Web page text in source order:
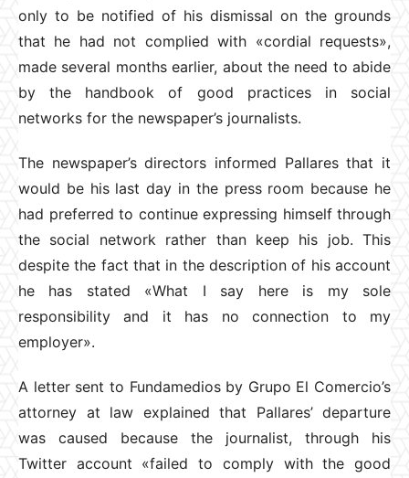
only to be notified of his dismissal on the grounds
that he had not complied with «cordial requests»,
made several months earlier, about the need to abide
by the handbook of good practices in social
networks for the newspaper’s journalists.
The newspaper’s directors informed Pallares that it
would be his last day in the press room because he
had preferred to continue expressing himself through
the social network rather than keep his job. This
despite the fact that in the description of his account
he has stated «What I say here is my sole
responsibility and it has no connection to my
employer».
A letter sent to Fundamedios by Grupo El Comercio’s
attorney at law explained that Pallares’ departure
was caused because the journalist, through his
Twitter account «failed to comply with the good